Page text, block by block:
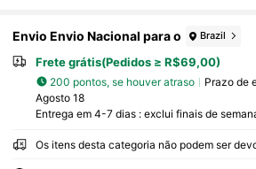
Envio Envio Nacional para o Brazil
Frete grátis(Pedidos ≥ R$69,00)
200 pontos, se houver atraso Prazo de
Agosto 18
Entrega em 4-7 dias : exclui finais de
Os itens desta categoria não podem ser